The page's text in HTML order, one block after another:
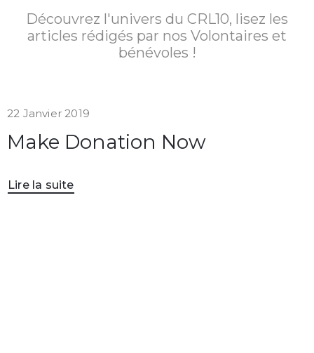
Découvrez l'univers du CRL10, lisez les
articles rédigés par nos Volontaires et
bénévoles !
22 Janvier 2019
Make Donation Now
Lire la suite